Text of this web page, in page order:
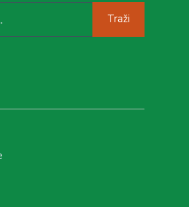
Traži